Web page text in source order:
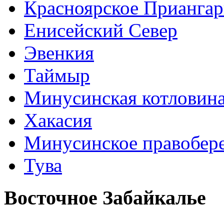
Красноярское
Енисейский Север
Эвенкия
Таймыр
Минусинская
Хакасия
Минусинское
Тува
Восточное Забайкалье